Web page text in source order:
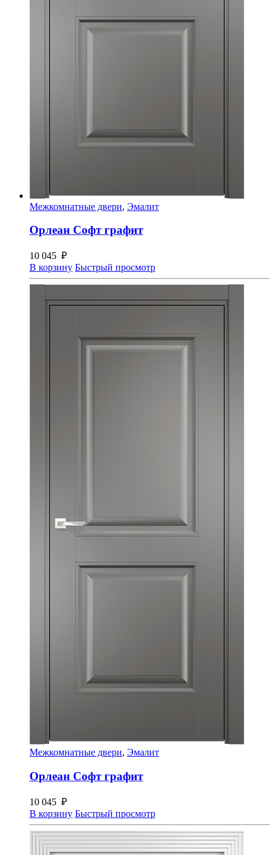
Межкомнатные двери, Эмалит
Орлеан Софт графит
10 045 ₽
В корзину Быстрый просмотр
Межкомнатные двери, Эмалит
Орлеан Софт графит
10 045 ₽
В корзину Быстрый просмотр